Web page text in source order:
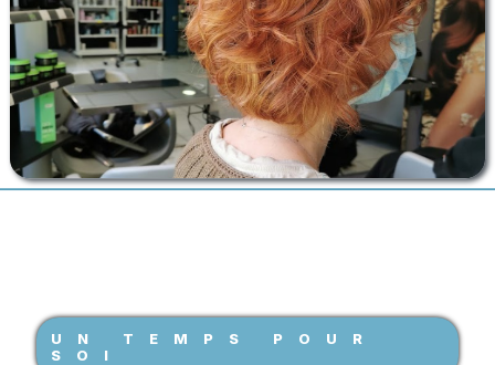
UN TEMPS POUR
SOI